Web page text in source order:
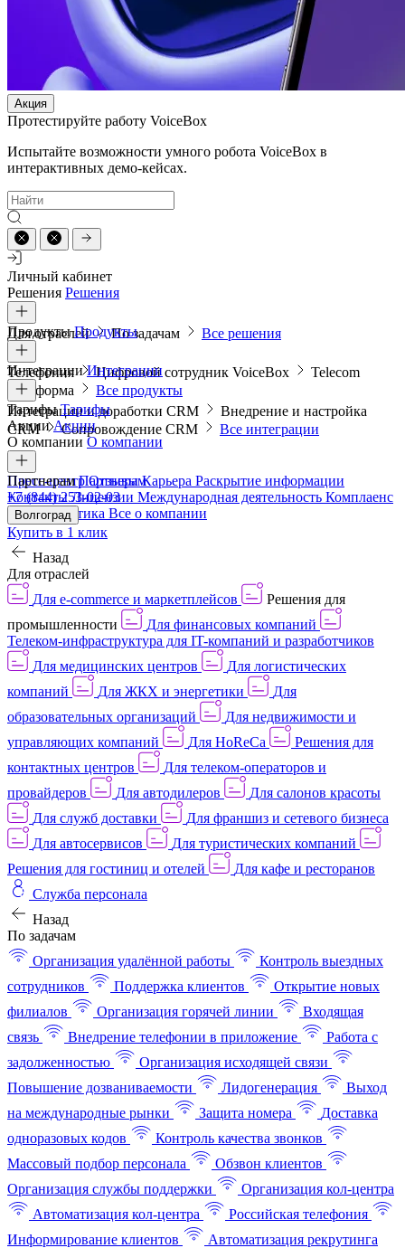
Акция
Протестируйте работу VoiceBox
Испытайте возможности умного робота VoiceBox в
интерактивных демо-кейсах.
Личный кабинет
Решения Решения
Для отраслей По задачам Все решения
ПродуктыПродукты
Телефония Цифровой сотрудник VoiceBox
Telecom
платформа
Все продукты
ИнтеграцииИнтеграции
Интеграции и доработки CRM
Внедрение и настройка
CRM
Сопровождение CRM Все интеграции
ТарифыТарифы
АкцииАкции
О компании О компании
Пресс-центрОтзывыКарьера Раскрытие информации
КонтактыЛицензии Международная деятельность Комплаенс
и деловая этика Все о компании
ПартнерамПартнерам
+7 (844) 253-02-03
Волгоград
Купить в 1 клик
Назад
Для отраслей
Для e-commerce и маркетплейсов
Решения для
промышленности
Для финансовых компаний
Телеком-инфраструктура для IT-компаний и разработчиков
Для медицинских центров
Для логистических
компаний
Для ЖКХ и энергетики
Для
образовательных организаций
Для недвижимости и
управляющих компаний
Для HoReCa
Решения для
контактных центров
Для телеком-операторов и
провайдеров
Для автодилеров
Для салонов красоты
Для служб доставки
Для франшиз и сетевого бизнеса
Для автосервисов
Для туристических компаний
Решения для гостиниц и отелей
Для кафе и ресторанов
Служба персонала
Назад
По задачам
Организация удалённой работы
Контроль выездных
сотрудников
Поддержка клиентов
Открытие новых
филиалов
Организация горячей линии
Входящая
связь
Внедрение телефонии в приложение
Работа с
задолженностью
Организация исходящей связи
Повышение дозваниваемости
Лидогенерация
Выход
на международные рынки
Защита номера
Доставка
одноразовых кодов
Контроль качества звонков
Массовый подбор персонала
Обзвон клиентов
Организация службы поддержки
Организация кол-центра
Автоматизация кол-центра
Российская телефония
Информирование клиентов
Автоматизация рекрутинга